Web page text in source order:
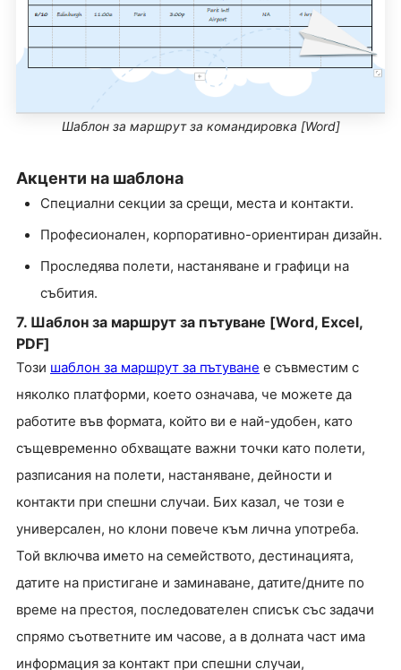
Шаблон за маршрут за командировка [Word]
Акценти на шаблона
Специални секции за срещи, места и контакти.
Професионален, корпоративно-ориентиран дизайн.
Проследява полети, настаняване и графици на
събития.
7. Шаблон за маршрут за пътуване [Word, Excel,
PDF]
Този шаблон за маршрут за пътуване е съвместим с
няколко платформи, което означава, че можете да
работите във формата, който ви е най-удобен, като
същевременно обхващате важни точки като полети,
разписания на полети, настаняване, дейности и
контакти при спешни случаи. Бих казал, че този е
универсален, но клони повече към лична употреба.
Той включва името на семейството, дестинацията,
датите на пристигане и заминаване, датите/дните по
време на престоя, последователен списък със задачи
спрямо съответните им часове, а в долната част има
информация за контакт при спешни случаи,